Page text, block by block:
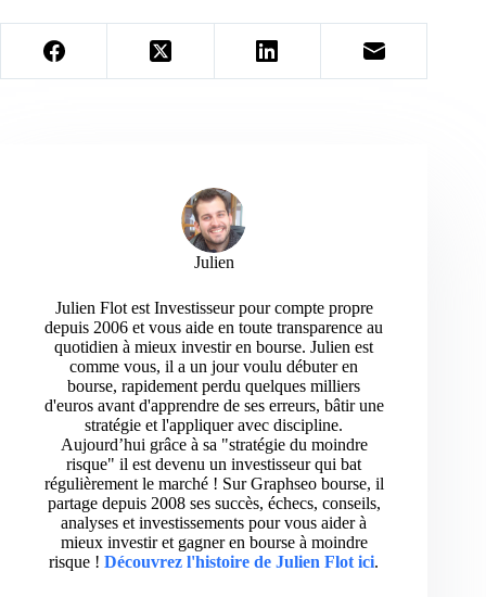
Julien
Julien Flot est Investisseur pour compte propre
depuis 2006 et vous aide en toute transparence au
quotidien à mieux investir en bourse. Julien est
comme vous, il a un jour voulu débuter en
bourse, rapidement perdu quelques milliers
d'euros avant d'apprendre de ses erreurs, bâtir une
stratégie et l'appliquer avec discipline.
Aujourd’hui grâce à sa "stratégie du moindre
risque" il est devenu un investisseur qui bat
régulièrement le marché ! Sur Graphseo bourse, il
partage depuis 2008 ses succès, échecs, conseils,
analyses et investissements pour vous aider à
mieux investir et gagner en bourse à moindre
risque ! Découvrez l'histoire de Julien Flot ici.